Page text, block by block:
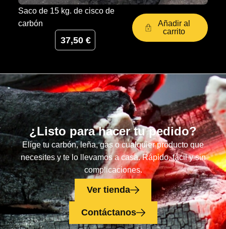
Saco de 15 kg. de cisco de
carbón
37,50 €
Añadir al
carrito
¿Listo para hacer tu pedido?
Elige tu carbón, leña, gas o cualquier producto que
necesites y te lo llevamos a casa. Rápido, fácil y sin
complicaciones.
Ver tienda
Contáctanos